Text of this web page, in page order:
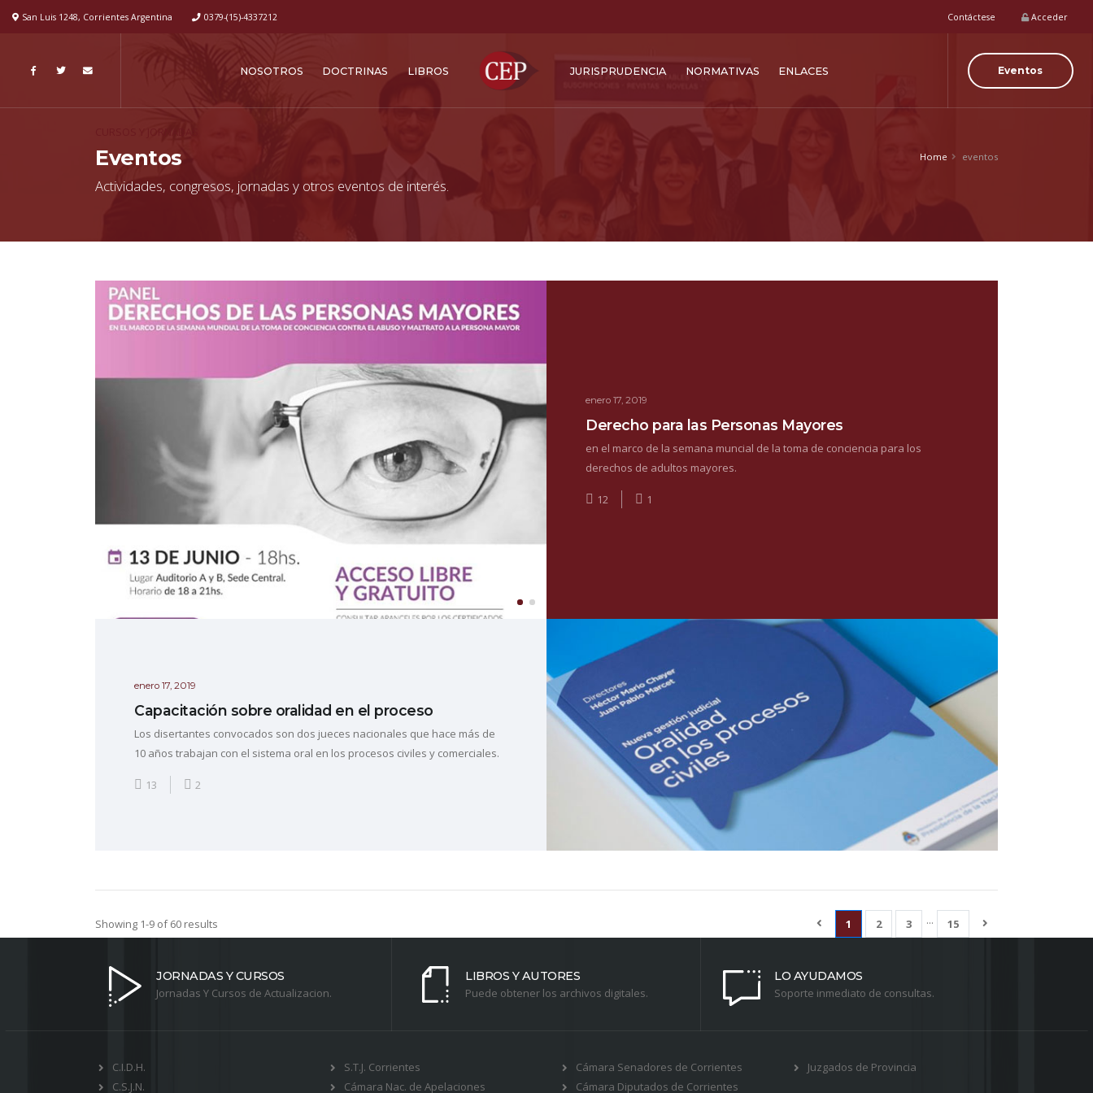
San Luis 1248, Corrientes Argentina 0379-(15)-4337212 Contáctese Acceder
NOSOTROS DOCTRINAS LIBROS JURISPRUDENCIA NORMATIVAS ENLACES Eventos
Eventos
Actividades, congresos, jornadas y otros eventos de interés.
Home eventos
enero 17, 2019
Derecho para las Personas Mayores
en el marco de la semana muncial de la toma de conciencia para los
derechos de adultos mayores.
12 1
enero 17, 2019
Capacitación sobre oralidad en el proceso
Los disertantes convocados son dos jueces nacionales que hace más de
10 años trabajan con el sistema oral en los procesos civiles y comerciales.
13 2
Showing 1-9 of 60 results 1 2 3 ... 15
JORNADAS Y CURSOS
Jornadas Y Cursos de Actualizacion.
LIBROS Y AUTORES
Puede obtener los archivos digitales.
LO AYUDAMOS
Soporte inmediato de consultas.
C.I.D.H.
C.S.J.N.
S.T.J. Corrientes
Cámara Nac. de Apelaciones
Cámara Senadores de Corrientes
Cámara Diputados de Corrientes
Juzgados de Provincia